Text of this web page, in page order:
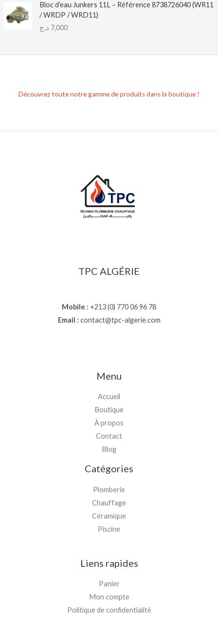
Bloc d’eau Junkers 11L – Référence 8738726040 (WR11
/ WRDP / WRD11)
7,000 د.ج
Découvrez toute notre gamme de produits dans la boutique !
TPC ALGÉRIE
Mobile : +213 (0) 770 06 96 78
Email : contact@tpc-algerie.com
Menu
Accueil
Boutique
À propos
Contact
Blog
Catégories
Plomberie
Chauffage
Céramique
Piscine
Liens rapides
Panier
Mon compte
Politique de confidentialité